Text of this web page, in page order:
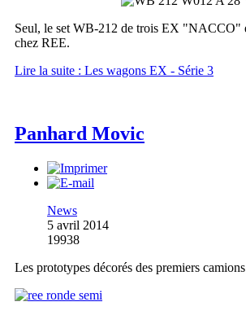
Seul, le set WB-212 de trois EX "NACCO"
chez REE.
Lire la suite : Les wagons EX - Série 3
Panhard Movic
News
5 avril 2014
19938
Les prototypes décorés des premiers